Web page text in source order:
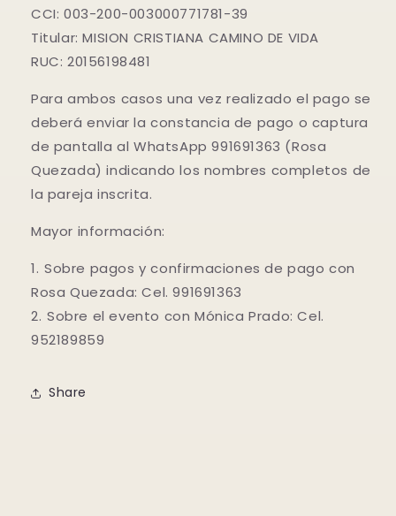
CCI: 003-200-003000771781-39
Titular: MISION CRISTIANA CAMINO DE VIDA
RUC: 20156198481
Para ambos casos una vez realizado el pago se
deberá enviar la constancia de pago o captura
de pantalla al WhatsApp 991691363 (Rosa
Quezada) indicando los nombres completos de
la pareja inscrita.
Mayor información:
1.⁠ ⁠Sobre pagos y confirmaciones de pago con
Rosa Quezada: Cel. 991691363
2.⁠ ⁠Sobre el evento con Mónica Prado: Cel.
952189859
Share